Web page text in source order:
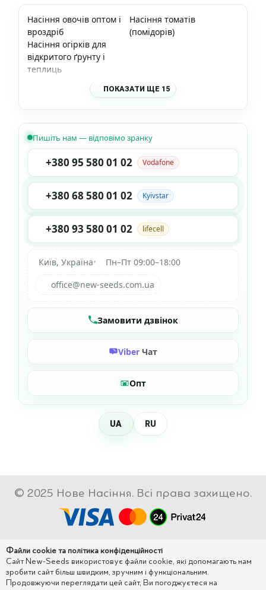
Насіння овочів оптом і
вроздріб
Насіння томатів
(помідорів)
Насіння огірків для
відкритого ґрунту і
теплиць
ПОКАЗАТИ ЩЕ 15
Пишіть нам — відповімо зранку
+380 95 580 01 02 Vodafone
+380 68 580 01 02 Kyivstar
+380 93 580 01 02 lifecell
Київ, Україна•
Пн–Пт 09:00–18:00
office@new-seeds.com.ua
Замовити дзвінок
Viber Чат
Опт
UA RU
© 2025 Нове Насіння. Всі права захищено.
Файли cookie та політика конфіденційності
Сайт New-Seeds використовує файли cookie, які допомагають нам
зробити сайт більш швидким, зручним і функціональним.
Продовжуючи переглядати цей сайт, Ви погоджуєтеся на